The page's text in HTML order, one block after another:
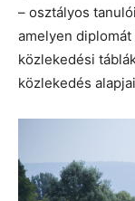
– osztályos
amelyen
közlekedési
közlekedés